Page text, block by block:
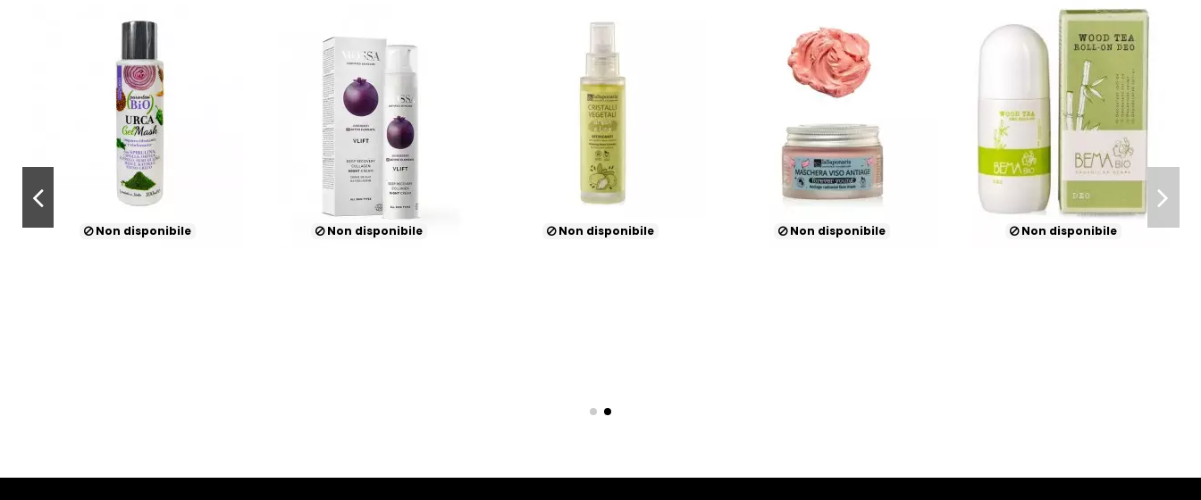
Non disponibile Non disponibile Non disponibile Non disponibile Non disponibile